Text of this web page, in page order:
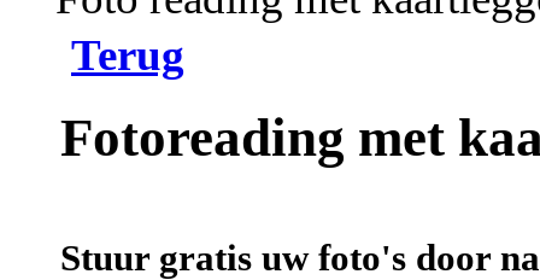
Terug
Fotoreading met
Stuur gratis uw foto's door